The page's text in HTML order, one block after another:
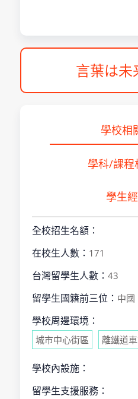
言葉は未
學校相
學科/課程
學生
全校招生名額：
在校生人數： 171
台灣留學生人數： 43
留學生國籍前三位： 中國
學校周邊環境：
城市中心街區 離鐵道
學校內設施：
留學生支援服務：